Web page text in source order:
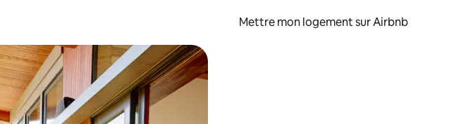
Mettre mon logement sur Airbnb